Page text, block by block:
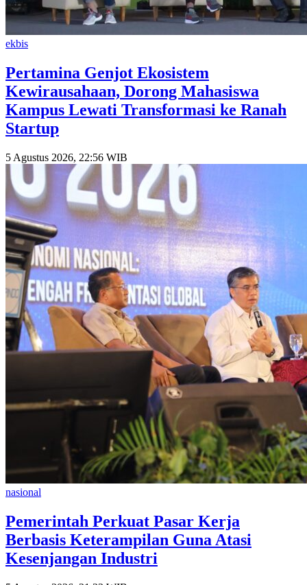
ekbis
Pertamina Genjot Ekosistem
Kewirausahaan, Dorong Mahasiswa
Kampus Lewati Transformasi ke Ranah
Startup
5 Agustus 2026, 22:56 WIB
nasional
Pemerintah Perkuat Pasar Kerja
Berbasis Keterampilan Guna Atasi
Kesenjangan Industri